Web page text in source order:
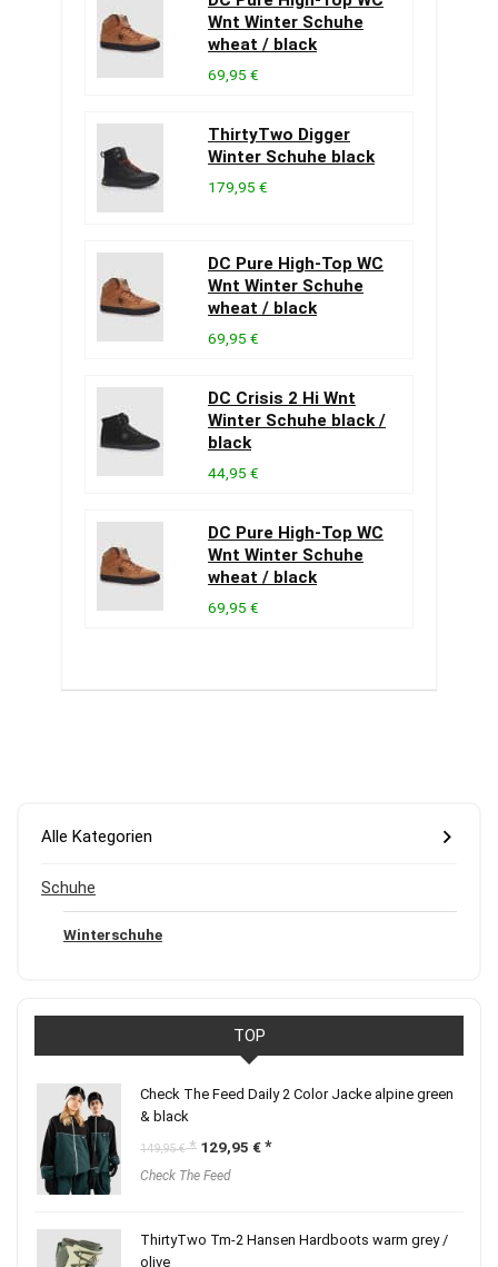
Wnt Winter Schuhe
wheat / black
69,95 €
ThirtyTwo Digger
Winter Schuhe black
179,95 €
DC Pure High-Top WC
Wnt Winter Schuhe
wheat / black
69,95 €
DC Crisis 2 Hi Wnt
Winter Schuhe black /
black
44,95 €
DC Pure High-Top WC
Wnt Winter Schuhe
wheat / black
69,95 €
Alle Kategorien
Schuhe
Winterschuhe
TOP
Check The Feed Daily 2 Color Jacke alpine green
& black
149,95€
Ursprünglicher
war:
129,95 € Aktueller
Check The Feed
ThirtyTwo Tm-2 Hansen Hardboots warm grey /
olive